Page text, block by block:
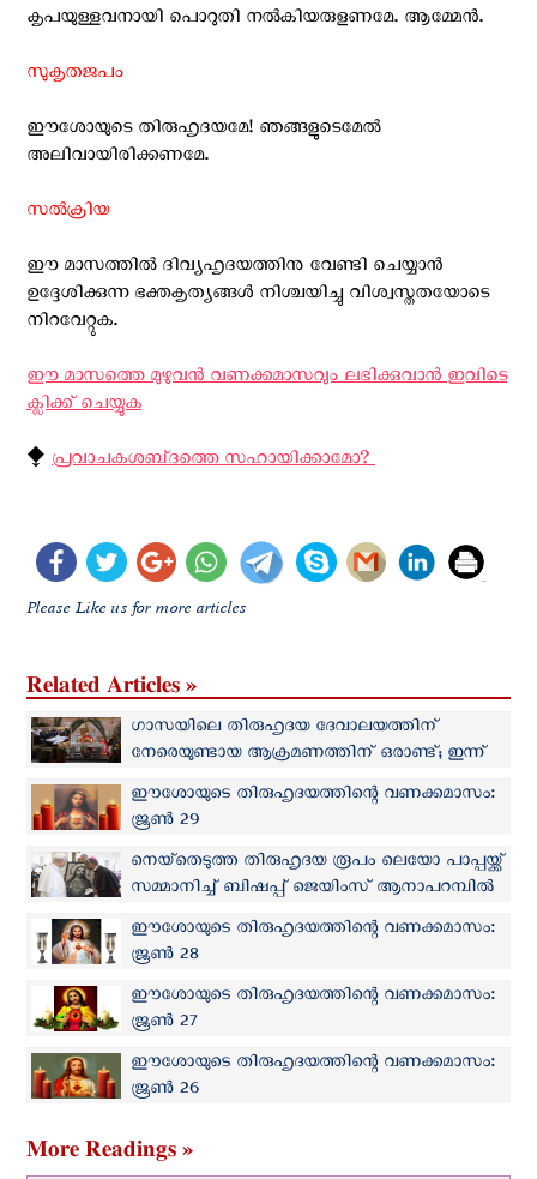
കൃപയുള്ളവനായി പൊറുതി നല്‍കിയരുളണമേ. ആമ്മേന്‍.
സുകൃതജപം
ഈശോയുടെ തിരുഹൃദയമേ! ഞങ്ങളുടെമേല്‍
അലിവായിരിക്കണമേ.
സല്‍ക്രിയ
ഈ മാസത്തില്‍ ദിവ്യഹൃദയത്തിനു വേണ്ടി ചെയ്യാന്‍
ഉദ്ദേശിക്കുന്ന ഭക്തകൃത്യങ്ങള്‍ നിശ്ചയിച്ചു വിശ്വസ്തതയോടെ
നിറവേറ്റുക.
ഈ മാസത്തെ മുഴുവന്‍ വണക്കമാസവും ലഭിക്കുവാന്‍ ഇവിടെ
ക്ലിക്ക് ചെയ്യുക
⧪ പ്രവാചകശബ്‌ദത്തെ സഹായിക്കാമോ? ‍
Please Like us for more articles
Related Articles »
ഗാസയിലെ തിരുഹൃദയ ദേവാലയത്തിന്
നേരെയുണ്ടായ ആക്രമണത്തിന് ഒരാണ്ട്; ഇന്ന്
അനുസ്മരണ ദിവ്യബലി
ഈശോയുടെ തിരുഹൃദയത്തിന്റെ വണക്കമാസം:
ജൂണ്‍ 29
നെയ്‌തെടുത്ത തിരുഹൃദയ രൂപം ലെയോ പാപ്പയ്ക്ക്
സമ്മാനിച്ച് ബിഷപ്പ് ജെയിംസ് ആനാപറമ്പിൽ
ഈശോയുടെ തിരുഹൃദയത്തിന്റെ വണക്കമാസം:
ജൂണ്‍ 28
ഈശോയുടെ തിരുഹൃദയത്തിന്റെ വണക്കമാസം:
ജൂണ്‍ 27
ഈശോയുടെ തിരുഹൃദയത്തിന്റെ വണക്കമാസം:
ജൂണ്‍ 26
More Readings »